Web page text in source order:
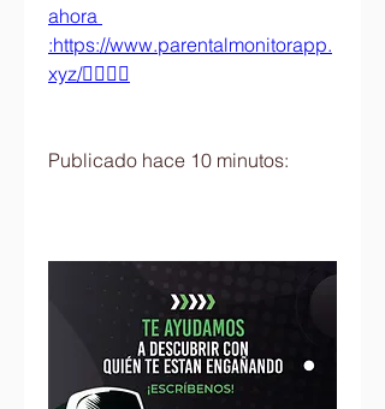
ahora
:https://www.parentalmonitorapp.
xyz/👈🏻👈🏻
Publicado hace 10 minutos: